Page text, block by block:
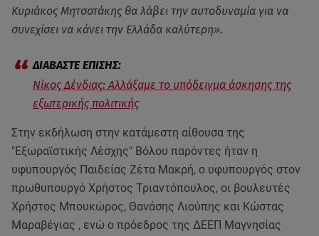
Κυριάκος Μητσοτάκης θα λάβει την αυτοδυναμία για να
συνεχίσει να κάνει την Ελλάδα καλύτερη».
Νίκος Δένδιας: Αλλάξαμε το υπόδειγμα άσκησης της
εξωτερικής πολιτικής
Στην εκδήλωση στην κατάμεστη αίθουσα της
"Εξωραϊστικής Λέσχης" Βόλου παρόντες ήταν η
υφυπουργός Παιδείας Ζέτα Μακρή, ο υφυπουργός στον
πρωθυπουργό Χρήστος Τριαντόπουλος, οι βουλευτές
Χρήστος Μπουκώρος, Θανάσης Λιούπης και Κώστας
Μαραβέγιας , ενώ ο πρόεδρος της ΔΕΕΠ Μαγνησίας